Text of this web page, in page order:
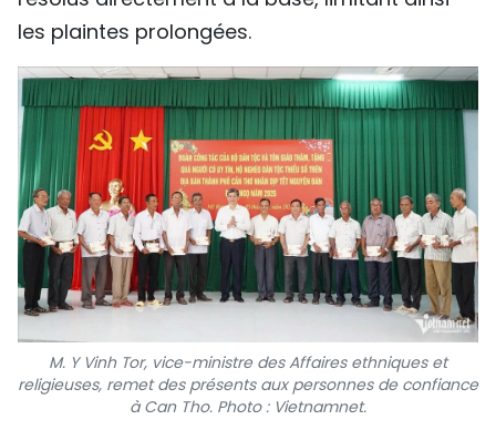
les plaintes prolongées.
M. Y Vinh Tor, vice-ministre des Affaires ethniques et
religieuses, remet des présents aux personnes de confiance
à Can Tho. Photo : Vietnamnet.